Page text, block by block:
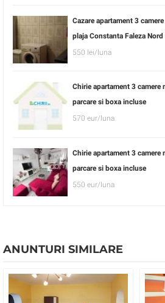
Cazare apartament 3
plaja Constanta Faleza Nord
550 lei/luna
Chirie apartament 3 camere
parcare si boxa incluse
570 eur/luna
Chirie apartament 3 camere
parcare si boxa incluse
550 eur/luna
ANUNTURI SIMILARE